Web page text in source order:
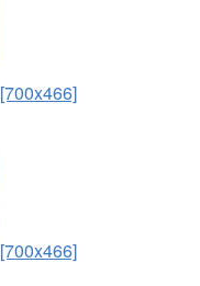
[700x466]
[700x466]